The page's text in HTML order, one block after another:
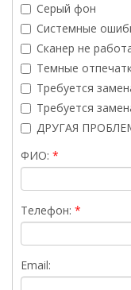
Серый фон
Системные
Сканер не
Темные
Требуется
Требуется
ДРУГАЯ
ФИО:
Телефон:
Email: